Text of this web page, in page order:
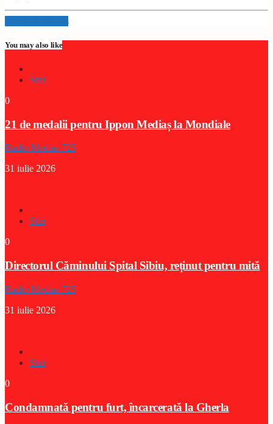
Info and episodes
You may also like
Stiri
0
21 de medalii pentru Ippon Mediaș la Mondiale
Radio Medias 725
31 iulie 2026
Stiri
0
Directorul Căminului Spital Sibiu, reținut pentru mită
Radio Medias 725
31 iulie 2026
Stiri
0
Condamnată pentru furt, încarcerată la Gherla